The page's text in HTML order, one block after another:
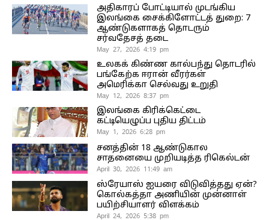
அதிகாரப் போட்டியால் முடங்கிய
இலங்கை சைக்கிளோட்டத் துறை: 7
ஆண்டுகளாகத் தொடரும்
சர்வதேசத் தடை
May 27, 2026 4:19 pm
உலகக் கிண்ண கால்பந்து தொடரில்
பங்கேற்க ஈரான் வீரர்கள்
அமெரிக்கா செல்வது உறுதி
May 12, 2026 8:37 pm
இலங்கை கிரிக்கெட்டை
கட்டியெழுப்ப புதிய திட்டம்
May 1, 2026 6:28 pm
சனத்தின் 18 ஆண்டுகால
சாதனையை முறியடித்த ரிகெல்டன்
April 30, 2026 11:49 am
ஸ்ரேயாஸ் ஐயரை விடுவித்தது ஏன்?
கொல்கத்தா அணியின் முன்னாள்
பயிற்சியாளர் விளக்கம்
April 24, 2026 5:38 pm